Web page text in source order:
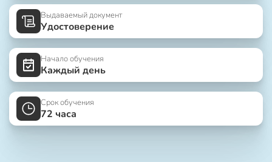
Выдаваемый документ
Удостоверение
Начало обучения
Каждый день
Срок обучения
72 часа